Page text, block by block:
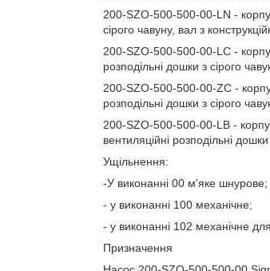
200-SZO-500-500-00-LN -
сірого чавуну, вал з
200-SZO-500-500-00-LC -
розподільні дошки з сірого
200-SZO-500-500-00-ZC -
розподільні дошки з сірого
200-SZO-500-500-00-LB -
вентиляційні розподільні
Ущільнення:
-У виконанні 00 м'яке шнурове;
- у виконанні 100 механічне;
- у виконанні 102 механічне
Призначення